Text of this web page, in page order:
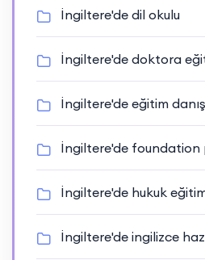
İngiltere'de dil okulu
İngiltere'de doktora
İngiltere'de eğitim
İngiltere'de foundation
İngiltere'de hukuk
İngiltere'de ingilizce